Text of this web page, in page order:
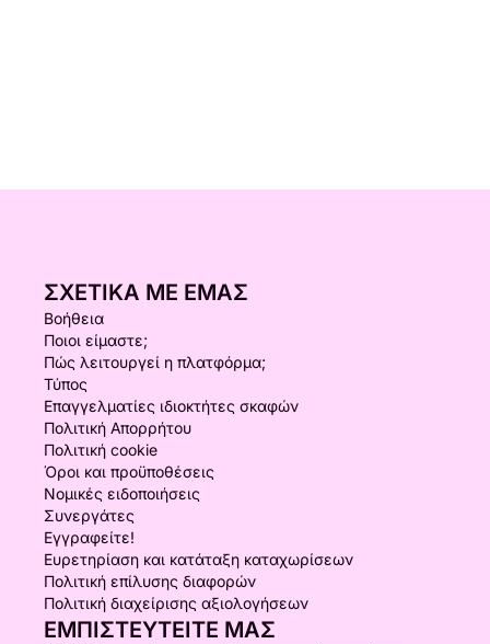
ΣΧΕΤΙΚΆ ΜΕ ΕΜΆΣ
Βοήθεια
Ποιοι είμαστε;
Πώς λειτουργεί η πλατφόρμα;
Τύπος
Επαγγελματίες ιδιοκτήτες σκαφών
Πολιτική Απορρήτου
Πολιτική cookie
Όροι και προϋποθέσεις
Νομικές ειδοποιήσεις
Συνεργάτες
Εγγραφείτε!
Ευρετηρίαση και κατάταξη καταχωρίσεων
Πολιτική επίλυσης διαφορών
Πολιτική διαχείρισης αξιολογήσεων
ΕΜΠΙΣΤΕΥΤΕΊΤΕ ΜΑΣ